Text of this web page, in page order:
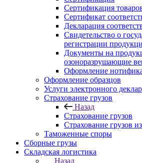
Сертификация
Сертификат
Декларация
Свидетельство о
регистрации
Документы на
озоноразрушающие
Оформление
Оформление образцов
Услуги электронного
Страхование грузов
Назад
Страхование грузов
Страхование грузов
Таможенные споры
Сборные грузы
Складская логистика
Назад